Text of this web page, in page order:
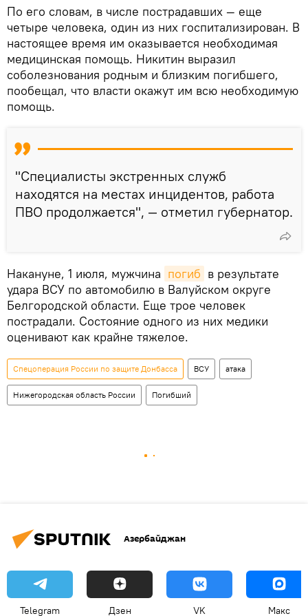
По его словам, в числе пострадавших — еще
четыре человека, один из них госпитализирован. В
настоящее время им оказывается необходимая
медицинская помощь. Никитин выразил
соболезнования родным и близким погибшего,
пообещал, что власти окажут им всю необходимую
помощь.
"Специалисты экстренных служб
находятся на местах инцидентов, работа
ПВО продолжается", — отметил губернатор.
Накануне, 1 июля, мужчина погиб в результате
удара ВСУ по автомобилю в Валуйском округе
Белгородской области. Еще трое человек
пострадали. Состояние одного из них медики
оценивают как крайне тяжелое.
Спецоперация России по защите Донбасса ВСУ атака
Нижегородская область России Погибший
Азербайджан
Telegram Дзен VK Макс